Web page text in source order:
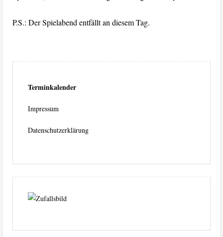
P.S.: Der Spielabend entfällt an diesem Tag.
Terminkalender
Impressum
Datenschutzerklärung